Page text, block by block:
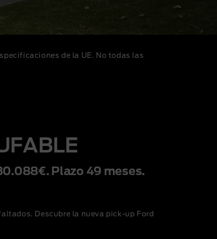
de la UE. No todas las
Plazo 49 meses.
Descubre la nueva pick-up Ford